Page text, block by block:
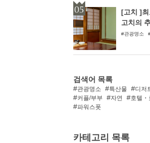
[고치 ]최
고치의
관광명소
검색어 목록
관광명소 특산물 디저
커플/부부
자연 호텔・
파워스폿
카테고리 목록